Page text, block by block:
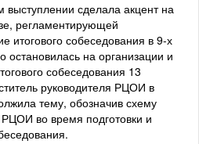
сделала акцент на
регламентирующей
итогового собеседования в 9-х
остановилась на организации и
собеседования 13
руководителя РЦОИ в
тему, обозначив схему
во время подготовки и